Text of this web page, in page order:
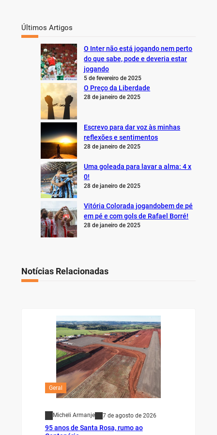
Últimos Artigos
O Inter não está jogando nem perto
do que sabe, pode e deveria estar
jogando
5 de fevereiro de 2025
O Preço da Liberdade
28 de janeiro de 2025
Escrevo para dar voz às minhas
reflexões e sentimentos
28 de janeiro de 2025
Uma goleada para lavar a alma: 4 x
0!
28 de janeiro de 2025
Vitória Colorada jogandobem de pé
em pé e com gols de Rafael Borré!
28 de janeiro de 2025
Notícias Relacionadas
Geral
Micheli Armanje 7 de agosto de 2026
95 anos de Santa Rosa, rumo ao